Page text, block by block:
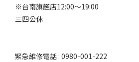
※台南旗艦店12:00～19:00
三四公休
緊急維修電話 : 0980-001-222